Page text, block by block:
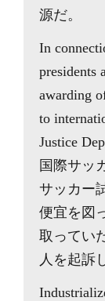
源だ。
In
presidents
awarding
to
Justice
国際サッ
サッカー
便宜を図
取ってい
人を起訴